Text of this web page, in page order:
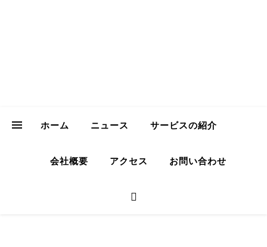
ホーム ニュース サービスの紹介
会社概要 アクセス お問い合わせ